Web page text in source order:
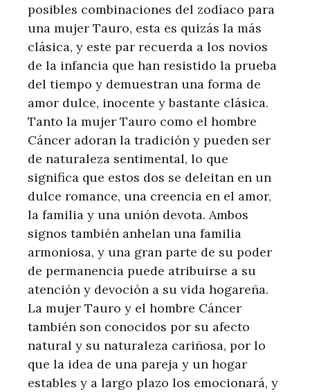
posibles combinaciones del zodíaco para
una mujer Tauro, esta es quizás la más
clásica, y este par recuerda a los novios
de la infancia que han resistido la prueba
del tiempo y demuestran una forma de
amor dulce, inocente y bastante clásica.
Tanto la mujer Tauro como el hombre
Cáncer adoran la tradición y pueden ser
de naturaleza sentimental, lo que
significa que estos dos se deleitan en un
dulce romance, una creencia en el amor,
la familia y una unión devota. Ambos
signos también anhelan una familia
armoniosa, y una gran parte de su poder
de permanencia puede atribuirse a su
atención y devoción a su vida hogareña.
La mujer Tauro y el hombre Cáncer
también son conocidos por su afecto
natural y su naturaleza cariñosa, por lo
que la idea de una pareja y un hogar
estables y a largo plazo los emocionará, y